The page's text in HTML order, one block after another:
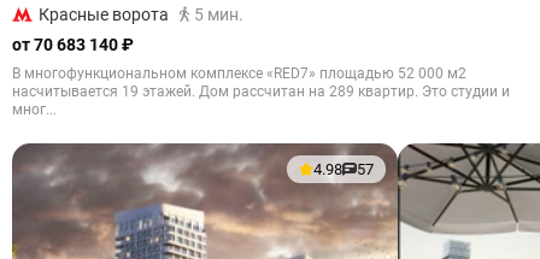
Красные ворота
5 мин.
от 70 683 140 ₽
В многофункциональном комплексе «RED7» площадью 52 000 м2
насчитывается 19 этажей. Дом рассчитан на 289 квартир. Это студии и
мног...
4.98 57